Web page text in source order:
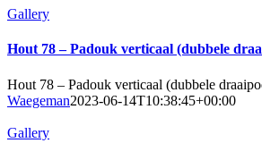
Gallery
Hout 78 – Padouk verticaal (dubbele
Hout 78 – Padouk verticaal (dubbele
Waegeman2023-06-14T10:38:45+00:00
Gallery